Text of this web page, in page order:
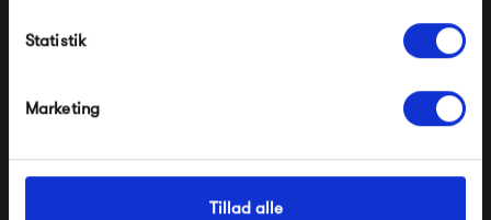
Statistik
Marketing
Tillad alle
*Ved at tilmelde dig accepterer du at modtage e-